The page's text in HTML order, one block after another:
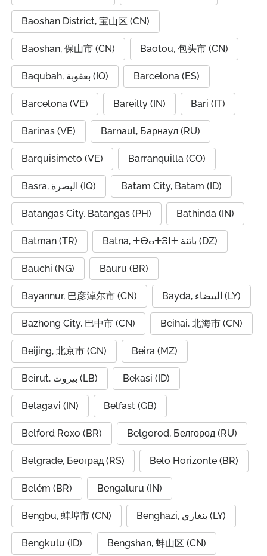
Baoshan District, 宝山区 (CN)
Baoshan, 保山市 (CN) Baotou, 包头市 (CN)
Baqubah, بعقوبة (IQ) Barcelona (ES)
Barcelona (VE) Bareilly (IN) Bari (IT)
Barinas (VE) Barnaul, Барнаул (RU)
Barquisimeto (VE) Barranquilla (CO)
Basra, البصرة (IQ) Batam City, Batam (ID)
Batangas City, Batangas (PH) Bathinda (IN)
Batman (TR) Batna, ⵜⴱⴰⵜⴻⵏⵜ باتنة (DZ)
Bauchi (NG) Bauru (BR)
Bayannur, 巴彦淖尔市 (CN) Bayda, البيضاء (LY)
Bazhong City, 巴中市 (CN) Beihai, 北海市 (CN)
Beijing, 北京市 (CN) Beira (MZ)
Beirut, بيروت (LB) Bekasi (ID)
Belagavi (IN) Belfast (GB)
Belford Roxo (BR) Belgorod, Белгород (RU)
Belgrade, Београд (RS) Belo Horizonte (BR)
Belém (BR) Bengaluru (IN)
Bengbu, 蚌埠市 (CN) Benghazi, بنغازي (LY)
Bengkulu (ID) Bengshan, 蚌山区 (CN)